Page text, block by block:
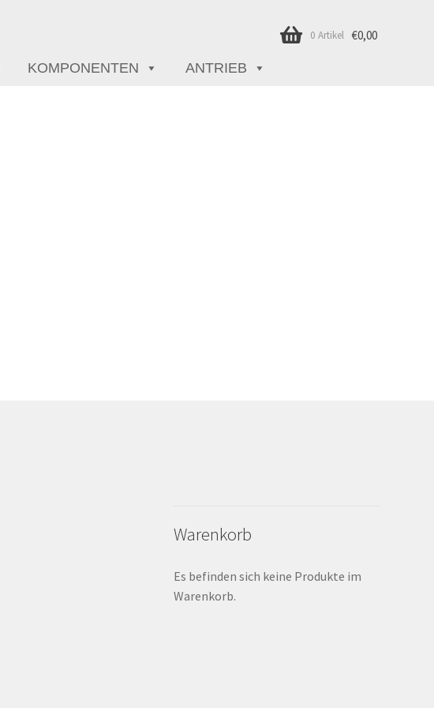
€0,00
0 Artikel
KOMPONENTEN ANTRIEB
Warenkorb
Es befinden sich keine Produkte im
Warenkorb.